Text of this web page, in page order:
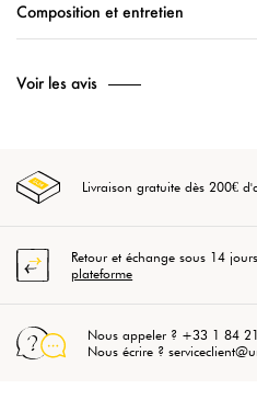
Composition et entretien
Voir les avis
Livraison gratuite dès 200€
Retour et échange sous 14
plateforme
Nous appeler ? +33 1 84
Nous écrire ?